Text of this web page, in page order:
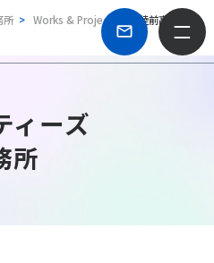
所 Works & Projects
陸前高田市
ィーズ
所